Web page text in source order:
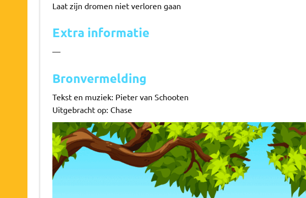
Laat zijn dromen niet verloren gaan
Extra informatie
—
Bronvermelding
Tekst en muziek: Pieter van Schooten
Uitgebracht op: Chase